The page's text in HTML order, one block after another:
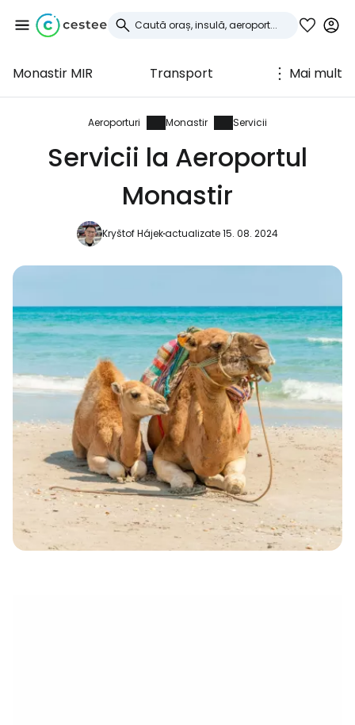
Monastir MIR Transport Mai mult
Aeroporturi Monastir Servicii
Servicii la Aeroportul
Monastir
Kryštof Hájekactualizate 15. 08. 2024
Conectați-vă la
Cestee
... comunitatea mondială a călătorilor
Continuați cu e-mailul